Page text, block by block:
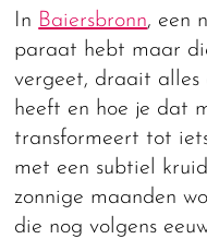
In Baiersbronn, een
paraat hebt maar
vergeet, draait
heeft en hoe je dat
transformeert tot
met een subtiel
zonnige maanden
die nog volgens